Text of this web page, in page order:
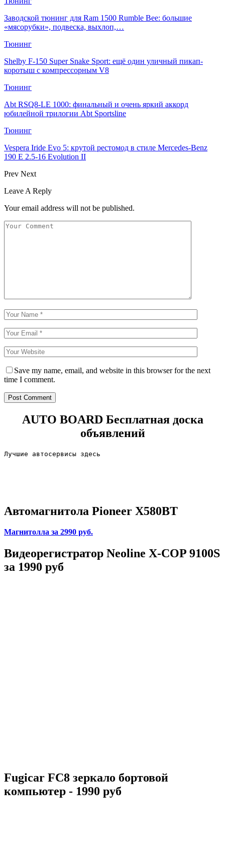
Заводской тюнинг для Ram 1500 Rumble Bee: большие
«мясорубки», подвеска, выхлоп,…
Тюнинг
Shelby F-150 Super Snake Sport: ещё один уличный пикап-
коротыш с компрессорным V8
Тюнинг
Abt RSQ8-LE 1000: финальный и очень яркий аккорд
юбилейной трилогии Abt Sportsline
Тюнинг
Vespera Iride Evo 5: крутой рестомод в стиле Mercedes-Benz
190 E 2.5-16 Evolution II
Prev Next
Leave A Reply
Your email address will not be published.
Save my name, email, and website in this browser for the next
time I comment.
AUTO BOARDБесплатная доска
объявлений
Лучшие автосервисы здесь
Автомагнитола Pioneer X580BT
Магнитолла за 2990 руб.
Видеорегистратор Neoline X-COP 9100S
за 1990 руб
Fugicar FC8 зеркало бортовой
компьютер - 1990 руб